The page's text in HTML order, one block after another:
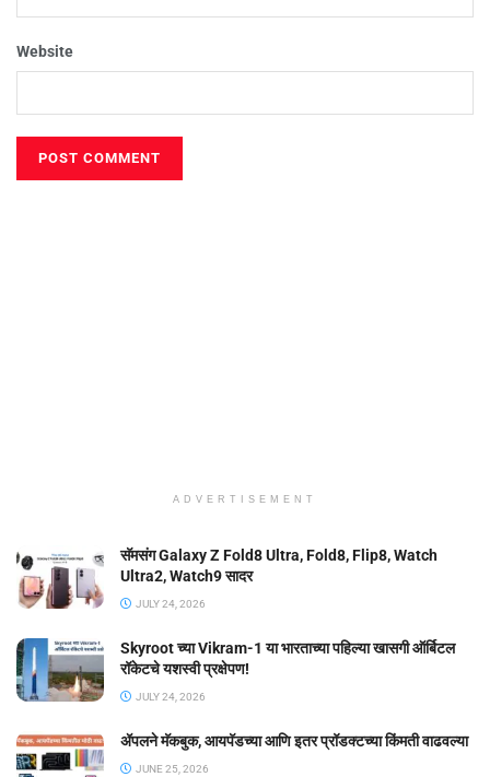
Website
ADVERTISEMENT
सॅमसंग Galaxy Z Fold8 Ultra, Fold8, Flip8, Watch
Ultra2, Watch9 सादर
JULY 24, 2026
Skyroot च्या Vikram-1 या भारताच्या पहिल्या खासगी ऑर्बिटल
रॉकेटचे यशस्वी प्रक्षेपण!
JULY 24, 2026
ॲपलने मॅकबुक, आयपॅडच्या आणि इतर प्रॉडक्टच्या किंमती वाढवल्या
JUNE 25, 2026